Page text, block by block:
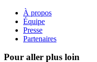
À propos
Équipe
Presse
Partenaires
Pour aller plus loin